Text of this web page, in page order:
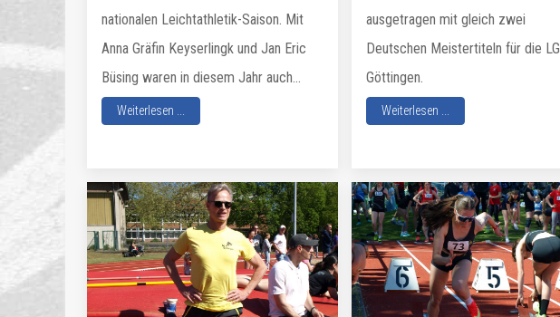
nationalen Leichtathletik-Saison. Mit
Anna Gräfin Keyserlingk und Jan Eric
Büsing waren in diesem Jahr auch...
Weiterlesen ...
ausgetragen mit gleich zwei
Deutschen Meistertiteln für die LG
Göttingen.
Weiterlesen ...